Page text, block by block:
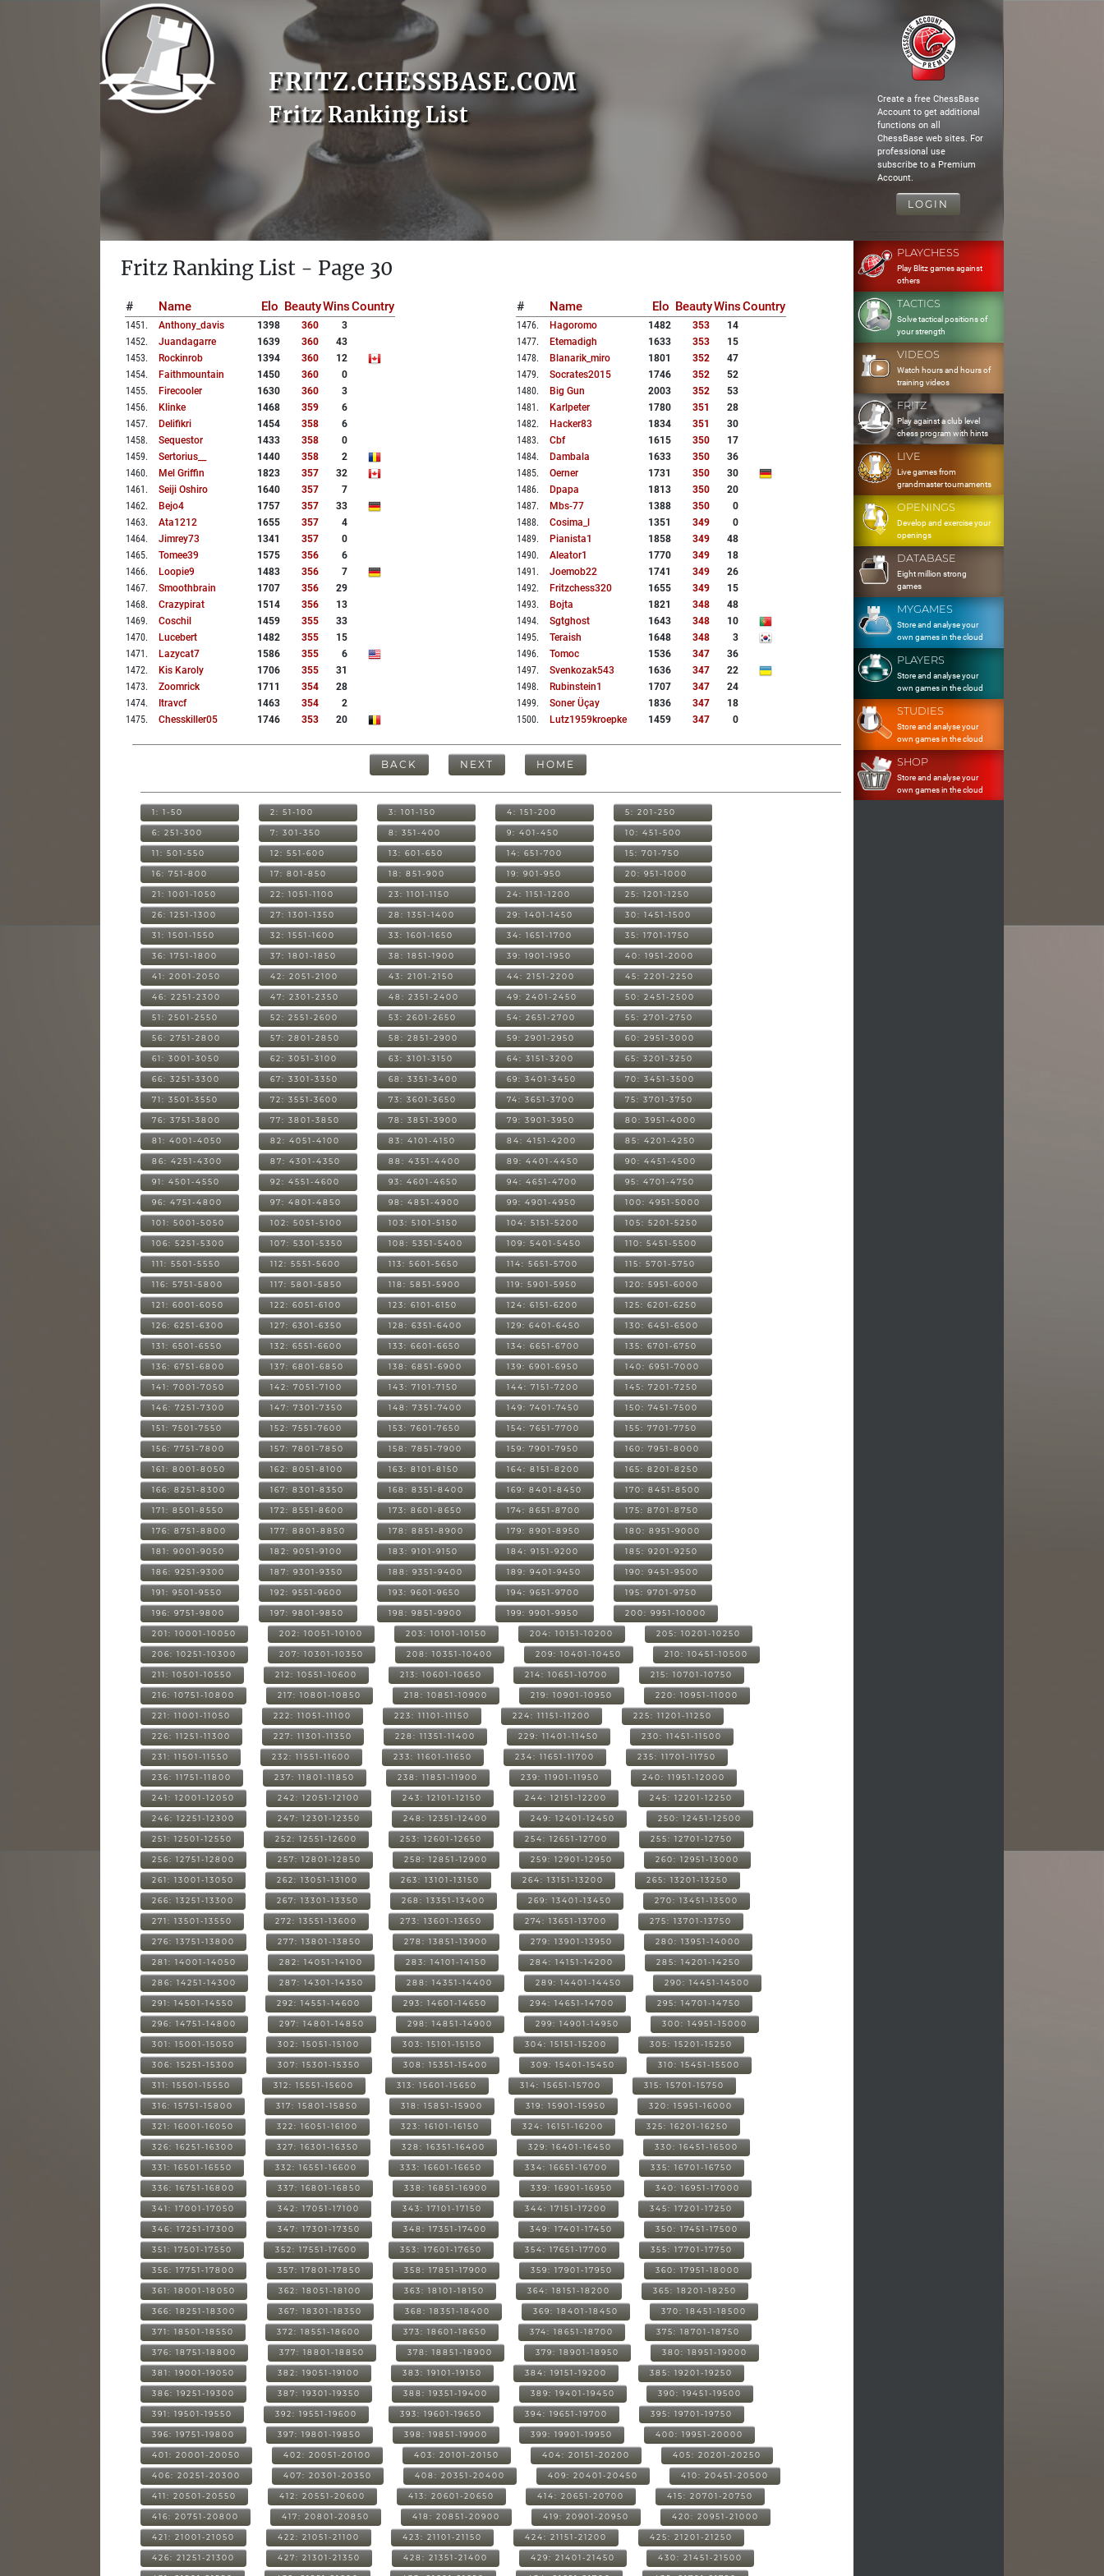
FRITZ.CHESSBASE.COM
Fritz Ranking List
Create a free ChessBase
Account to get additional
functions on all
ChessBase web sites. For
professional use
subscribe to a Premium
Account.
LOGIN
Fritz Ranking List - Page 30
# Name Elo BeautyWinsCountry
1451 . Anthony_davis 1398 360
3
1452. Juandagarre 1639 360
43
1453. Rockinrob 1394 360
12
1454. Faithmountain 1450 360
0
1455. Firecooler 1630 360
3
1456. Klinke 1468 359
6
1457. Delifikri 1454 358
6
1458. Sequestor 1433 358
0
1459. Sertorius__ 1440 358
2
1460. Mel Griffin 1823 357
32
1461 . Seiji Oshiro 1640 357
7
1462. Bejo4 1757 357
33
1463. Ata1212 1655 357
4
1464. Jimrey73 1341 357
0
1465. Tomee39 1575 356
6
1466. Loopie9 1483 356
7
1467. Smoothbrain 1707 356
29
1468. Crazypirat 1514 356
13
1469. Coschil 1459 355
33
1470. Lucebert 1482 355
15
1471 . Lazycat7 1586 355
6
1472. Kis Karoly 1706 355
31
1473. Zoomrick 1711 354
28
1474. Itravcf 1463 354
2
1475. Chesskiller05 1746 353 20
# Name Elo BeautyWinsCountry
1476. Hagoromo 1482 353
14
1477. Etemadigh 1633 353
15
1478. Blanarik_miro 1801 352
47
1479. Socrates2015 1746 352
52
1480. Big Gun 2003 352
53
1481 . Karlpeter 1780 351
28
1482. Hacker83 1834 351
30
1483. Cbf 1615 350
17
1484. Dambala 1633 350
36
1485. Oerner 1731 350
30
1486. Dpapa 1813 350
20
1487. Mbs-77 1388 350
0
1488. Cosima_l 1351 349
0
1489. Pianista1 1858 349
48
1490. Aleator1 1770 349
18
1491 . Joemob22 1741 349
26
1492. Fritzchess320 1655 349
15
1493. Bojta 1821 348
48
1494. Sgtghost 1643 348
10
1495. Teraish 1648 348
3
1496. Tomoc 1536 347
36
1497. Svenkozak543 1636 347
22
1498. Rubinstein1 1707 347
24
1499. Soner Üçay 1836 347
18
1500. Lutz1959kroepke 1459 347 0
BACK NEXT HOME
1: 1-50 2: 51-100 3: 101-150 4: 151-200 5: 201-250
6: 251-300 7: 301-350 8: 351-400 9: 401-450 10: 451-500
11: 501-550 12: 551-600 13: 601-650 14: 651-700 15: 701-750
16: 751-800 17: 801-850 18: 851-900 19: 901-950 20: 951-1000
21: 1001-1050 22: 1051-1100 23: 1101-1150 24: 1151-1200 25: 1201-1250
26: 1251-1300 27: 1301-1350 28: 1351-1400 29: 1401-1450 30: 1451-1500
31: 1501-1550 32: 1551-1600 33: 1601-1650 34: 1651-1700 35: 1701-1750
36: 1751-1800 37: 1801-1850 38: 1851-1900 39: 1901-1950 40: 1951-2000
41: 2001-2050 42: 2051-2100 43: 2101-2150 44: 2151-2200 45: 2201-2250
46: 2251-2300 47: 2301-2350 48: 2351-2400 49: 2401-2450 50: 2451-2500
51: 2501-2550 52: 2551-2600 53: 2601-2650 54: 2651-2700 55: 2701-2750
56: 2751-2800 57: 2801-2850 58: 2851-2900 59: 2901-2950 60: 2951-3000
61: 3001-3050 62: 3051-3100 63: 3101-3150 64: 3151-3200 65: 3201-3250
66: 3251-3300 67: 3301-3350 68: 3351-3400 69: 3401-3450 70: 3451-3500
71: 3501-3550 72: 3551-3600 73: 3601-3650 74: 3651-3700 75: 3701-3750
76: 3751-3800 77: 3801-3850 78: 3851-3900 79: 3901-3950 80: 3951-4000
81: 4001-4050 82: 4051-4100 83: 4101-4150 84: 4151-4200 85: 4201-4250
86: 4251-4300 87: 4301-4350 88: 4351-4400 89: 4401-4450 90: 4451-4500
91: 4501-4550 92: 4551-4600 93: 4601-4650 94: 4651-4700 95: 4701-4750
96: 4751-4800 97: 4801-4850 98: 4851-4900 99: 4901-4950 100: 4951-5000
101: 5001-5050 102: 5051-5100 103: 5101-5150 104: 5151-5200 105: 5201-5250
106: 5251-5300 107: 5301-5350 108: 5351-5400 109: 5401-5450 110: 5451-5500
111: 5501-5550 112: 5551-5600 113: 5601-5650 114: 5651-5700 115: 5701-5750
116: 5751-5800 117: 5801-5850 118: 5851-5900 119: 5901-5950 120: 5951-6000
121: 6001-6050 122: 6051-6100 123: 6101-6150 124: 6151-6200 125: 6201-6250
126: 6251-6300 127: 6301-6350 128: 6351-6400 129: 6401-6450 130: 6451-6500
131: 6501-6550 132: 6551-6600 133: 6601-6650 134: 6651-6700 135: 6701-6750
136: 6751-6800 137: 6801-6850 138: 6851-6900 139: 6901-6950 140: 6951-7000
141: 7001-7050 142: 7051-7100 143: 7101-7150 144: 7151-7200 145: 7201-7250
146: 7251-7300 147: 7301-7350 148: 7351-7400 149: 7401-7450 150: 7451-7500
151: 7501-7550 152: 7551-7600 153: 7601-7650 154: 7651-7700 155: 7701-7750
156: 7751-7800 157: 7801-7850 158: 7851-7900 159: 7901-7950 160: 7951-8000
161: 8001-8050 162: 8051-8100 163: 8101-8150 164: 8151-8200 165: 8201-8250
166: 8251-8300 167: 8301-8350 168: 8351-8400 169: 8401-8450 170: 8451-8500
171: 8501-8550 172: 8551-8600 173: 8601-8650 174: 8651-8700 175: 8701-8750
176: 8751-8800 177: 8801-8850 178: 8851-8900 179: 8901-8950 180: 8951-9000
181: 9001-9050 182: 9051-9100 183: 9101-9150 184: 9151-9200 185: 9201-9250
186: 9251-9300 187: 9301-9350 188: 9351-9400 189: 9401-9450 190: 9451-9500
191: 9501-9550 192: 9551-9600 193: 9601-9650 194: 9651-9700 195: 9701-9750
196: 9751-9800 197: 9801-9850 198: 9851-9900 199: 9901-9950 200: 9951-10000
201: 10001-10050 202: 10051-10100 203: 10101-10150 204: 10151-10200 205: 10201-10250
206: 10251-10300 207: 10301-10350 208: 10351-10400 209: 10401-10450 210: 10451-10500
211: 10501-10550 212: 10551-10600 213: 10601-10650 214: 10651-10700 215: 10701-10750
216: 10751-10800 217: 10801-10850 218: 10851-10900 219: 10901-10950 220: 10951-11000
221: 11001-11050 222: 11051-11100 223: 11101-11150 224: 11151-11200 225: 11201-11250
226: 11251-11300 227: 11301-11350 228: 11351-11400 229: 11401-11450 230: 11451-11500
231: 11501-11550 232: 11551-11600 233: 11601-11650 234: 11651-11700 235: 11701-11750
236: 11751-11800 237: 11801-11850 238: 11851-11900 239: 11901-11950 240: 11951-12000
241: 12001-12050 242: 12051-12100 243: 12101-12150 244: 12151-12200 245: 12201-12250
246: 12251-12300 247: 12301-12350 248: 12351-12400 249: 12401-12450 250: 12451-12500
251: 12501-12550 252: 12551-12600 253: 12601-12650 254: 12651-12700 255: 12701-12750
256: 12751-12800 257: 12801-12850 258: 12851-12900 259: 12901-12950 260: 12951-13000
261: 13001-13050 262: 13051-13100 263: 13101-13150 264: 13151-13200 265: 13201-13250
266: 13251-13300 267: 13301-13350 268: 13351-13400 269: 13401-13450 270: 13451-13500
271: 13501-13550 272: 13551-13600 273: 13601-13650 274: 13651-13700 275: 13701-13750
276: 13751-13800 277: 13801-13850 278: 13851-13900 279: 13901-13950 280: 13951-14000
281: 14001-14050 282: 14051-14100 283: 14101-14150 284: 14151-14200 285: 14201-14250
286: 14251-14300 287: 14301-14350 288: 14351-14400 289: 14401-14450 290: 14451-14500
291: 14501-14550 292: 14551-14600 293: 14601-14650 294: 14651-14700 295: 14701-14750
296: 14751-14800 297: 14801-14850 298: 14851-14900 299: 14901-14950 300: 14951-15000
301: 15001-15050 302: 15051-15100 303: 15101-15150 304: 15151-15200 305: 15201-15250
306: 15251-15300 307: 15301-15350 308: 15351-15400 309: 15401-15450 310: 15451-15500
311: 15501-15550 312: 15551-15600 313: 15601-15650 314: 15651-15700 315: 15701-15750
316: 15751-15800 317: 15801-15850 318: 15851-15900 319: 15901-15950 320: 15951-16000
321: 16001-16050 322: 16051-16100 323: 16101-16150 324: 16151-16200 325: 16201-16250
326: 16251-16300 327: 16301-16350 328: 16351-16400 329: 16401-16450 330: 16451-16500
331: 16501-16550 332: 16551-16600 333: 16601-16650 334: 16651-16700 335: 16701-16750
336: 16751-16800 337: 16801-16850 338: 16851-16900 339: 16901-16950 340: 16951-17000
341: 17001-17050 342: 17051-17100 343: 17101-17150 344: 17151-17200 345: 17201-17250
346: 17251-17300 347: 17301-17350 348: 17351-17400 349: 17401-17450 350: 17451-17500
351: 17501-17550 352: 17551-17600 353: 17601-17650 354: 17651-17700 355: 17701-17750
356: 17751-17800 357: 17801-17850 358: 17851-17900 359: 17901-17950 360: 17951-18000
361: 18001-18050 362: 18051-18100 363: 18101-18150 364: 18151-18200 365: 18201-18250
366: 18251-18300 367: 18301-18350 368: 18351-18400 369: 18401-18450 370: 18451-18500
371: 18501-18550 372: 18551-18600 373: 18601-18650 374: 18651-18700 375: 18701-18750
376: 18751-18800 377: 18801-18850 378: 18851-18900 379: 18901-18950 380: 18951-19000
381: 19001-19050 382: 19051-19100 383: 19101-19150 384: 19151-19200 385: 19201-19250
386: 19251-19300 387: 19301-19350 388: 19351-19400 389: 19401-19450 390: 19451-19500
391: 19501-19550 392: 19551-19600 393: 19601-19650 394: 19651-19700 395: 19701-19750
396: 19751-19800 397: 19801-19850 398: 19851-19900 399: 19901-19950 400: 19951-20000
401: 20001-20050 402: 20051-20100 403: 20101-20150 404: 20151-20200 405: 20201-20250
406: 20251-20300 407: 20301-20350 408: 20351-20400 409: 20401-20450 410: 20451-20500
411: 20501-20550 412: 20551-20600 413: 20601-20650 414: 20651-20700 415: 20701-20750
416: 20751-20800 417: 20801-20850 418: 20851-20900 419: 20901-20950 420: 20951-21000
421: 21001-21050 422: 21051-21100 423: 21101-21150 424: 21151-21200 425: 21201-21250
426: 21251-21300 427: 21301-21350 428: 21351-21400 429: 21401-21450 430: 21451-21500
PLAYCHESS
Play Blitz games against
others
TACTICS
Solve tactical positions of
your strength
VIDEOS
Watch hours and hours of
training videos
FRITZ
Play against a club level
chess program with hints
LIVE
Live games from
grandmaster tournaments
OPENINGS
Develop and exercise your
openings
DATABASE
Eight million strong
games
MYGAMES
Store and analyse your
own games in the cloud
PLAYERS
Store and analyse your
own games in the cloud
STUDIES
Store and analyse your
own games in the cloud
SHOP
Store and analyse your
own games in the cloud